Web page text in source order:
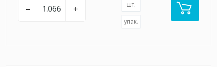
– + шт.
упак.